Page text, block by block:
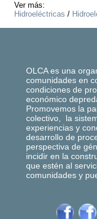
Ver más:
Hidroeléctricas /
OLCA es una
comunidades en
condiciones de
económico
Promovemos la
colectivo, la
experiencias y
desarrollo de
perspectiva de
incidir en la
que estén al
comunidades y